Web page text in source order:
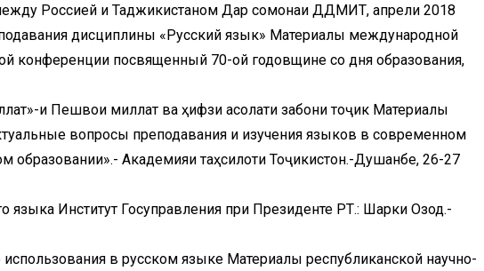
Россией и Таджикистаном Дар сомонаи ДДМИТ, апрели 2018
дисциплины «Русский язык» Материалы международной
конференции посвященный 70-ой годовщине со дня образования,
и Пешвои миллат ва ҳифзи асолати забони тоҷикӣ Материалы
вопросы преподавания и изучения языков в современном
образовании».- Академияи таҳсилоти Тоҷикистон.-Душанбе, 26-27
языка Институт Госуправления при Президенте РТ.: Шарки Озод.-
в русском языке Материалы республиканской научно-